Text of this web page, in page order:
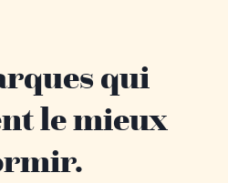
qui
le mieux